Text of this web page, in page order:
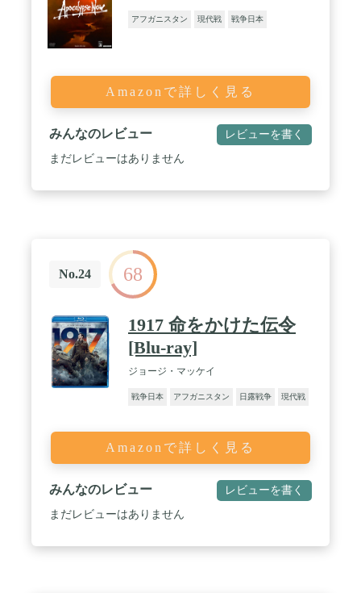
アフガニスタン 現代戦 戦争日本
Amazonで詳しく見る
みんなのレビュー レビューを書く
まだレビューはありません
No.24 68
1917 命をかけた伝令
[Blu-ray]
ジョージ・マッケイ
戦争日本 アフガニスタン 日露戦争 現代戦
Amazonで詳しく見る
みんなのレビュー レビューを書く
まだレビューはありません